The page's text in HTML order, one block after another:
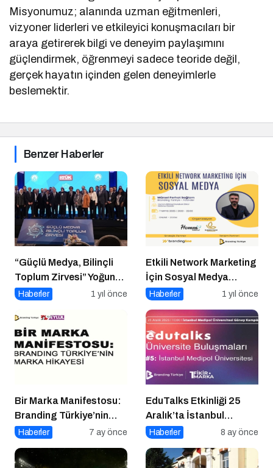
Misyonumuz; alanında uzman eğitmenleri,
vizyoner liderleri ve etkileyici konuşmacıları bir
araya getirerek bilgi ve deneyim paylaşımını
güçlendirmek, öğrenmeyi sadece teoride değil,
gerçek hayatın içinden gelen deneyimlerle
beslemektir.
Benzer Haberler
“Güçlü Medya, Bilinçli
Toplum Zirvesi” Yoğun
Katılımla Gerçekleşti
Haberler 1 yıl önce
Etkili Network Marketing
İçin Sosyal Medya
Etkinliği İçin Geri Sayım!
Haberler 1 yıl önce
Bir Marka Manifestosu:
Branding Türkiye’nin
Marka Hikayesi
Haberler 7 ay önce
EduTalks Etkinliği 25
Aralık’ta İstanbul
Medipol
Haberler 8 ay önce